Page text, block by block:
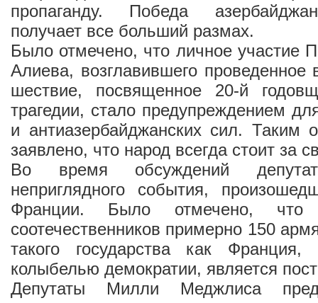
пропаганду. Победа
получает все больший размах.
Было отмечено, что личное участие
Алиева, возглавившего проведенное
шествие, посвященное 20-й
трагедии, стало предупреждением
и антиазербайджанских сил. Таким
заявлено, что народ всегда стоит за
Во время обсуждений
неприглядного события,
Франции. Было отмечено, что
соотечественников примерно 150
такого государства как Франция,
колыбелью демократии, является
Депутаты Милли Меджлиса